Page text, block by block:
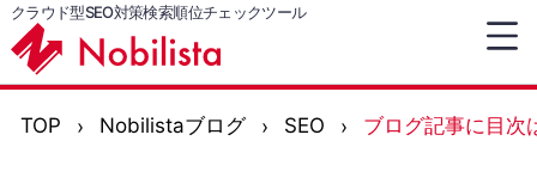
クラウド型SEO対策検索順位チェックツール
TOP Nobilistaブログ SEO ブログ記事に目次